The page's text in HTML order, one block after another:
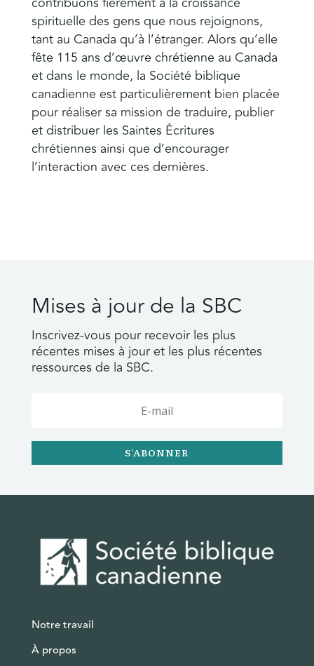
spirituelle des gens que nous rejoignons,
tant au Canada qu’à l’étranger. Alors qu’elle
fête 115 ans d’œuvre chrétienne au Canada
et dans le monde, la Société biblique
canadienne est particulièrement bien placée
pour réaliser sa mission de traduire, publier
et distribuer les Saintes Écritures
chrétiennes ainsi que d’encourager
l’interaction avec ces dernières.
Mises à jour de la SBC
Inscrivez-vous pour recevoir les plus
récentes mises à jour et les plus récentes
ressources de la SBC.
S'ABONNER
Notre travail
À propos